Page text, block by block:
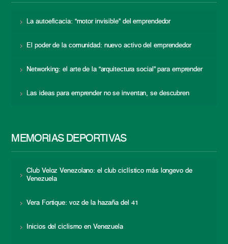
La autoeficacia: “motor invisible” del emprendedor
El poder de la comunidad: nuevo activo del emprendedor
Networking: el arte de la “arquitectura social” para emprender
Las ideas para emprender no se inventan, se descubren
MEMORIAS DEPORTIVAS
Club Veloz Venezolano: el club ciclístico más longevo de
Venezuela
Vera Fortique: voz de la hazaña del 41
Inicios del ciclismo en Venezuela